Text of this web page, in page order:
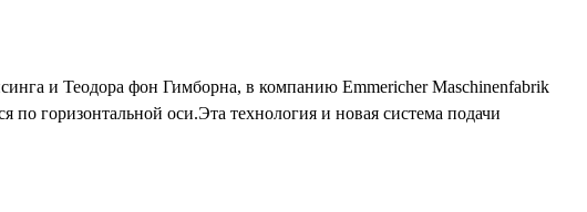
и Теодора фон Гимборна, в компанию Emmericher Maschinenfabrik
горизонтальной оси.Эта технология и новая система подачи